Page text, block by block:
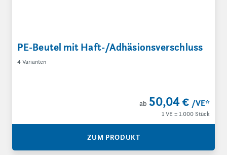
PE-Beutel mit Haft-/Adhäsionsverschluss
4 Varianten
ab 50,04 € /VE*
1 VE = 1.000 Stück
ZUM PRODUKT